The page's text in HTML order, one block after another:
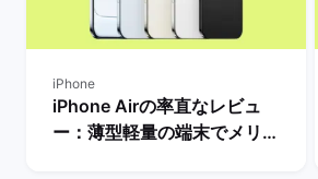
iPhone
iPhone Airの率直なレビュ
ー：薄型軽量の端末でメリッ